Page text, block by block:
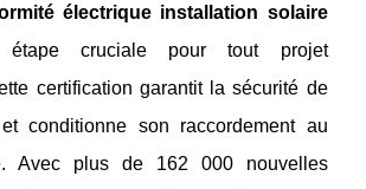
électrique installation solaire
étape cruciale pour tout projet
certification garantit la sécurité de
conditionne son raccordement au
Avec plus de 162 000 nouvelles